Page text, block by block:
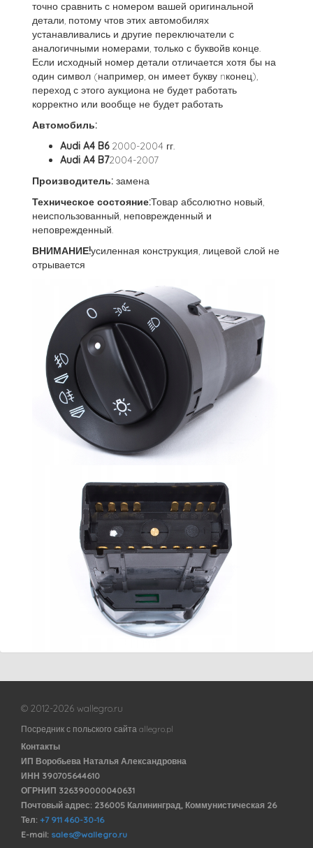
точно сравнить с номером вашей оригинальной
детали, потому чтов этих автомобилях
устанавливались и другие переключатели с
аналогичными номерами, только с буквойв конце.
Если исходный номер детали отличается хотя бы на
один символ (например, он имеет букву nконец),
переход с этого аукциона не будет работать
корректно или вообще не будет работать
Автомобиль:
Audi A4 B62000-2004 гг.
Audi A4 B72004-2007
Производитель: замена
Техническое состояние:Товар абсолютно новый,
неиспользованный, неповрежденный и
неповрежденный.
ВНИМАНИЕ!усиленная конструкция, лицевой слой не
отрывается
© 2012-2026 wallegro.ru
Посредник с польского сайта allegro.pl
Контакты
ИП Воробьева Наталья Александровна
ИНН 390705644610
ОГРНИП 326390000040631
Почтовый адрес: 236005 Калининград, Коммунистическая 26
Тел: +7 911 460-30-16
E-mail: sales@wallegro.ru